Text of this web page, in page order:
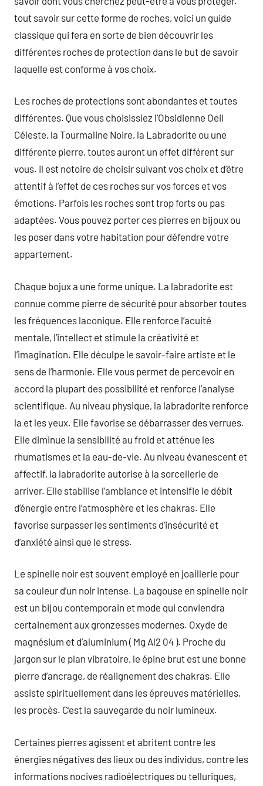
tout savoir sur cette forme de roches, voici un guide
classique qui fera en sorte de bien découvrir les
différentes roches de protection dans le but de savoir
laquelle est conforme à vos choix.
Les roches de protections sont abondantes et toutes
différentes. Que vous choisissiez l’Obsidienne Oeil
Céleste, la Tourmaline Noire, la Labradorite ou une
différente pierre, toutes auront un effet différent sur
vous. Il est notoire de choisir suivant vos choix et d’être
attentif à l’effet de ces roches sur vos forces et vos
émotions. Parfois les roches sont trop forts ou pas
adaptées. Vous pouvez porter ces pierres en bijoux ou
les poser dans votre habitation pour défendre votre
appartement.
Chaque bojux a une forme unique. La labradorite est
connue comme pierre de sécurité pour absorber toutes
les fréquences laconique. Elle renforce l’acuité
mentale, l’intellect et stimule la créativité et
l’imagination. Elle déculpe le savoir-faire artiste et le
sens de l’harmonie. Elle vous permet de percevoir en
accord la plupart des possibilité et renforce l’analyse
scientifique. Au niveau physique, la labradorite renforce
la et les yeux. Elle favorise se débarrasser des verrues.
Elle diminue la sensibilité au froid et atténue les
rhumatismes et la eau-de-vie. Au niveau évanescent et
affectif, la labradorite autorise à la sorcellerie de
arriver. Elle stabilise l’ambiance et intensifie le débit
d’énergie entre l’atmosphère et les chakras. Elle
favorise surpasser les sentiments d’insécurité et
d’anxiété ainsi que le stress.
Le spinelle noir est souvent employé en joaillerie pour
sa couleur d’un noir intense. La bagouse en spinelle noir
est un bijou contemporain et mode qui conviendra
certainement aux gronzesses modernes. Oxyde de
magnésium et d’aluminium ( Mg Al2 04 ). Proche du
jargon sur le plan vibratoire, le épine brut est une bonne
pierre d’ancrage, de réalignement des chakras. Elle
assiste spirituellement dans les épreuves matérielles,
les procès. C’est la sauvegarde du noir lumineux.
Certaines pierres agissent et abritent contre les
énergies négatives des lieux ou des individus, contre les
informations nocives radioélectriques ou telluriques,